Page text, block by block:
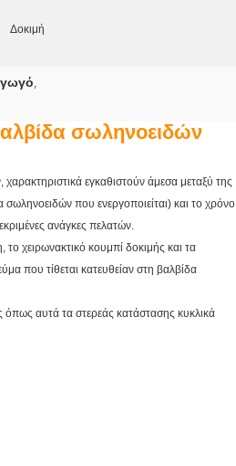
Δοκιμή
,
σωληνοειδών
εγκαθιστούν άμεσα μεταξύ της
που ενεργοποιείται) και το χρόνο
ανάγκες πελατών.
χειρωνακτικό κουμπί δοκιμής και τα
που τίθεται κατευθείαν στη βαλβίδα
αυτά τα στερεάς κατάστασης κυκλικά